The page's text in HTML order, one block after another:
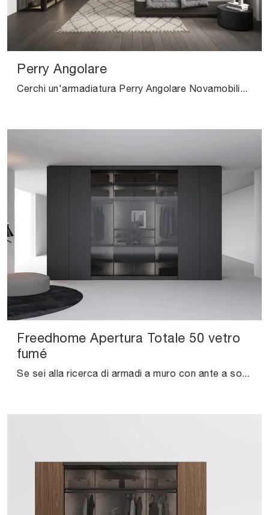
Perry Angolare
Cerchi un'armadiatura Perry Angolare Novamobili? Clicca subito! Gli armadi a muro con ante battenti ti attendono.
Freedhome Apertura Totale 50 vetro
fumé
Se sei alla ricerca di armadi a muro con ante a soffietto, clicca e scopri l'armadio Freedhome Apertura Totale 50 vetro fumé di Caccaro in legno ...